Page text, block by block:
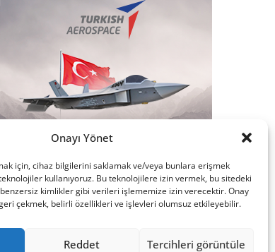
Onayı Yönet
için, cihaz bilgilerini saklamak ve/veya bunlara erişmek
kullanıyoruz. Bu teknolojilere izin vermek, bu sitedeki
benzersiz kimlikler gibi verileri işlememize izin verecektir. Onay
çekmek, belirli özellikleri ve işlevleri olumsuz etkileyebilir.
Reddet Tercihleri görüntüle